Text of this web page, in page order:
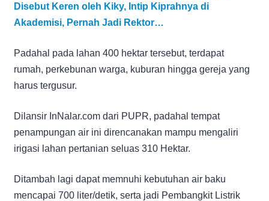
Disebut Keren oleh Kiky, Intip Kiprahnya di
Akademisi, Pernah Jadi Rektor…
Padahal pada lahan 400 hektar tersebut, terdapat
rumah, perkebunan warga, kuburan hingga gereja yang
harus tergusur.
Dilansir InNalar.com dari PUPR, padahal tempat
penampungan air ini direncanakan mampu mengaliri
irigasi lahan pertanian seluas 310 Hektar.
Ditambah lagi dapat memnuhi kebutuhan air baku
mencapai 700 liter/detik, serta jadi Pembangkit Listrik